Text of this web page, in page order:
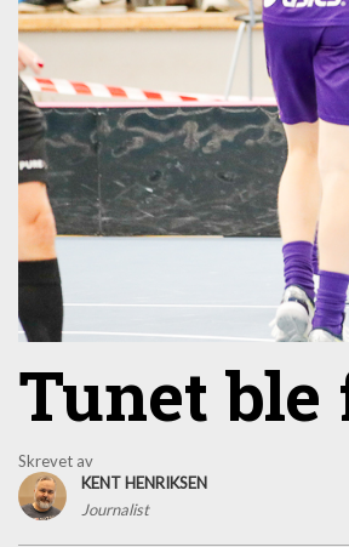
Tunet ble
Skrevet av
KENT HENRIKSEN
Journalist